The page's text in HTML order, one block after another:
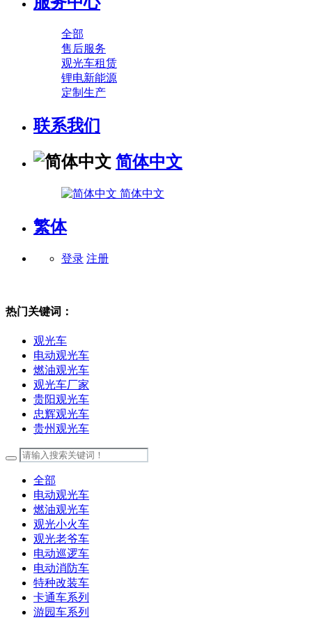
全部
售后服务
观光车租赁
锂电新能源
定制生产
联系我们
简体中文
简体中文
繁体
登录 注册
热门关键词：
观光车
电动观光车
燃油观光车
观光车厂家
贵阳观光车
忠辉观光车
贵州观光车
全部
电动观光车
燃油观光车
观光小火车
观光老爷车
电动巡逻车
电动消防车
特种改装车
卡通车系列
游园车系列